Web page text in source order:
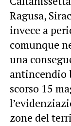
Ragusa,
invece a
comunque
una
antincendio
scorso 15
zone del